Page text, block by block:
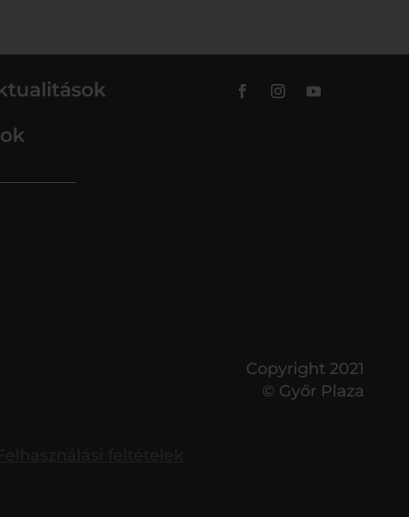
Copyright 2021
© Győr Plaza